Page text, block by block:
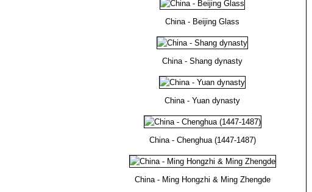
China - Beijing Glass
China - Shang dynasty
China - Yuan dynasty
China - Chenghua (1447-1487)
China - Ming Hongzhi & Ming Zhengde